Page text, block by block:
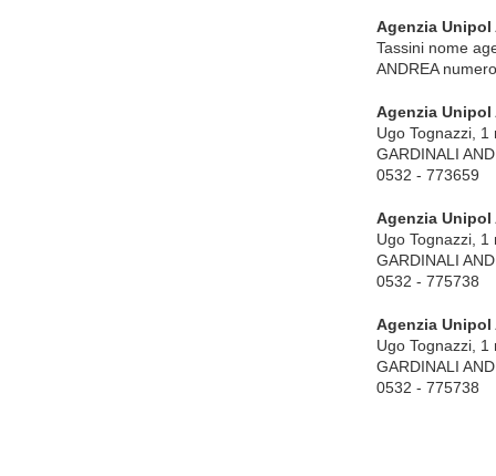
Agenzia Unipol
Tassini nome
ANDREA
Agenzia Unipol
Ugo Tognazzi, 1
GARDINALI
0532 - 773659
Agenzia Unipol
Ugo Tognazzi, 1
GARDINALI
0532 - 775738
Agenzia Unipol
Ugo Tognazzi, 1
GARDINALI
0532 - 775738